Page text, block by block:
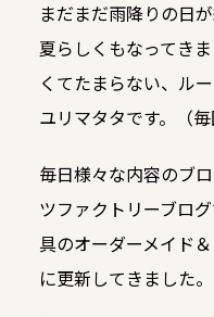
まだまだ雨降りの日
夏らしくもなってき
くてたまらない、ル
ユリマタタです。（
毎日様々な内容のブ
ツファクトリーブロ
具のオーダーメイド
に更新してきました。